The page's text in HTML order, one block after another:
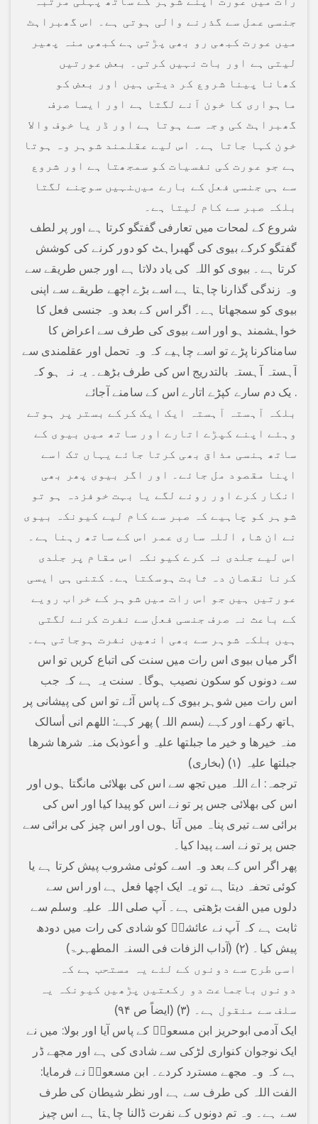
جنسی عمل سے گذرنے والی ہوتی ہے۔ اس گھبراہٹ
میں عورت کبھی رو بھی پڑتی ہے کبھی منہ پھیر
لیتی ہے اور بات نہیں کرتی۔ بعض عورتیں
کھانا پینا شروع کر دیتی ہیں اور بعض کو
ماہواری کا خون آنے لگتا ہے اور ایسا صرف
گھبراہٹ کی وجہ سے ہوتا ہے اور ڈر یا خوف والا
خون کہا جاتا ہے۔ اس لیے عقلمند شوہر وہ ہوتا
ہے جو عورت کی نفسیات کو سمجھتا ہے اور شروع
سے ہی جنسی فعل کے بارے میںنہیں سوچنے لگتا
بلکہ صبر سے کام لیتا ہے۔
شروع کے لمحات میں تعارفی گفتگو کرتا ہے اور پر لطف
گفتگو کرکے بیوی کی گھبراہٹ کو دور کرنے کی کوشش
کرتا ہے۔ بیوی کو اللہ کی یاد دلاتا ہے اور جس طریقے سے
وہ زندگی گذارنا چاہتا ہے اسے بڑے اچھے طریقے سے اپنی
بیوی کو سمجھاتا ہے۔ اگر اس کے بعد وہ جنسی فعل کا
خواہشمند ہو اور اسے بیوی کی طرف سے اعراض کا
سامناکرنا پڑے تو اسے چاہیے کہ وہ تحمل اور عقلمندی سے
آہستہ آہستہ بالتدریج اس کی طرف بڑھے۔ یہ نہ ہو کہ
یک دم سارے کپڑے اتارے اس کے سامنے آجائے .
بلکہ آہستہ آہستہ ایک ایک کرکے بستر پر ہوتے
وہئے اپنے کپڑے اتارے اور ساتھ میں بیوی کے
ساتھ ہنسی مذاق بھی کرتا جائے یہاں تک اسے
اپنا مقصود مل جائے۔ اور اگر بیوی پھر بھی
انکار کرے اور رونے لگے یا بہت خوفزدہ ہو تو
شوہر کو چاہیے کہ صبر سے کام لیے کیونکہ بیوی
نے ان شاء اللہ ساری عمر اس کے ساتھ رہنا ہے۔
اس لیے جلدی نہ کرے کیونکہ اس مقام پر جلدی
کرنا نقصان دہ ثابت ہوسکتا ہے۔ کتنی ہی ایسی
عورتیں ہیں جو اس رات میں شوہر کے خراب رویے
کے باعث نہ صرف جنسی فعل سے نفرت کرنے لگتی
ہیں بلکہ شوہر سے بھی انھیں نفرت ہوجاتی ہے۔
اگر میاں بیوی اس رات میں سنت کی اتباع کریں تو اس
سے دونوں کو سکون نصیب ہوگا۔ سنت یہ ہے کہ جب
اس رات میں شوہر بیوی کے پاس آئے تو اس کی پیشانی پر
ہاتھ رکھے اور کہے (بسم اللہ) پھر کہے: اللھم انی أسالک
منہ خیرھا و خیر ما جبلتھا علیہ و أعوذبک منہ شرھا شرھا
جبلتھا علیہ (۱) (بخاری)
ترجمہ: اے اللہ میں تجھ سے اس کی بھلائی مانگتا ہوں اور
اس کی بھلائی جس پر تو نے اس کو پیدا کیا اور اس کی
برائی سے تیری پناہ میں آتا ہوں اور اس چیز کی برائی سے
جس پر تو نے اسے پیدا کیا۔
پھر اگر اس کے بعد وہ اسے کوئی مشروب پیش کرتا ہے یا
کوئی تحفہ دیتا ہے تو یہ ایک اچھا فعل ہے اور اس سے
دلوں میں الفت بڑھتی ہے۔ آپ صلی اللہ علیہ وسلم سے
ثابت ہے کہ آپ نے عائشہؓ کو شادی کی رات میں دودھ
پیش کیا۔ (۲) (آداب الزفات فی السنہ المطھہرۃ)
اسی طرح سے دونوں کے لئے یہ مستحب ہے کہ
دونوں باجماعت دو رکعتیں پڑھیں کیونکہ یہ
سلف سے منقول ہے۔ (۳) (ایضاً ص ۹۴)
ایک آدمی ابوحریز ابن مسعودؓ کے پاس آیا اور بولا: میں نے
ایک نوجوان کنواری لڑکی سے شادی کی ہے اور مجھے ڈر
ہے کہ وہ مجھے مسترد کردے۔ ابن مسعودؓ نے فرمایا:
الفت اللہ کی طرف سے ہے اور نظر شیطان کی طرف
سے ہے۔ وہ تم دونوں کے نفرت ڈالنا چاہتا ہے اس چیز